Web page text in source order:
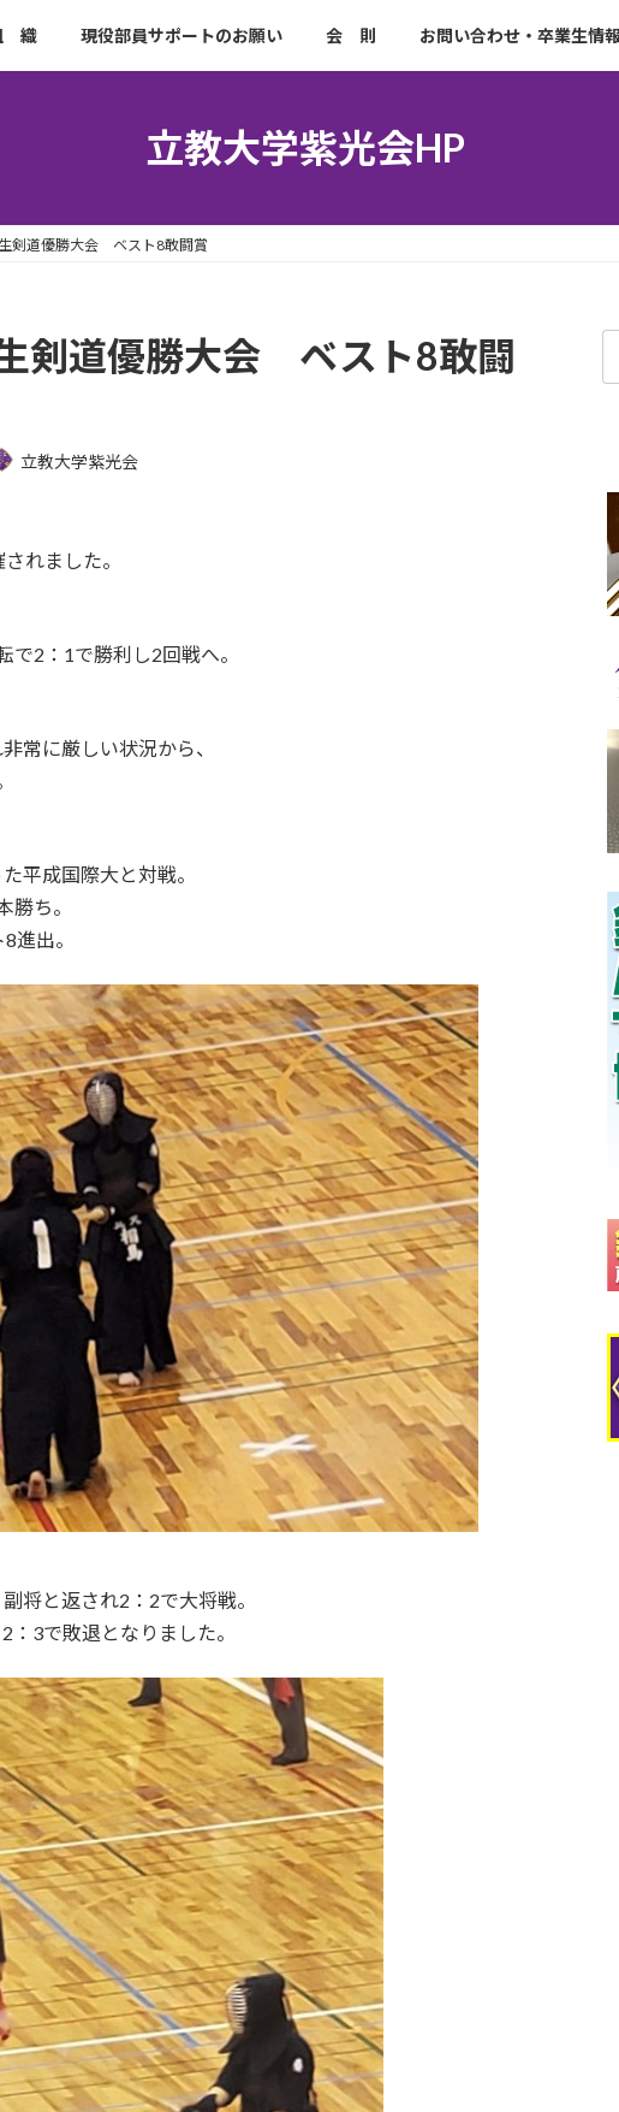
織 現役部員サポートのお願い 会 則 お問い合わせ・卒業生情
立教大学紫光会HP
剣道優勝大会 ベスト8敢闘賞
剣道優勝大会 ベスト8敢闘
立教大学紫光会
れました。
2：1で勝利し2回戦へ。
常に厳しい状況から、
平成国際大と対戦。
勝ち。
進出。
将と返され2：2で大将戦。
3で敗退となりました。